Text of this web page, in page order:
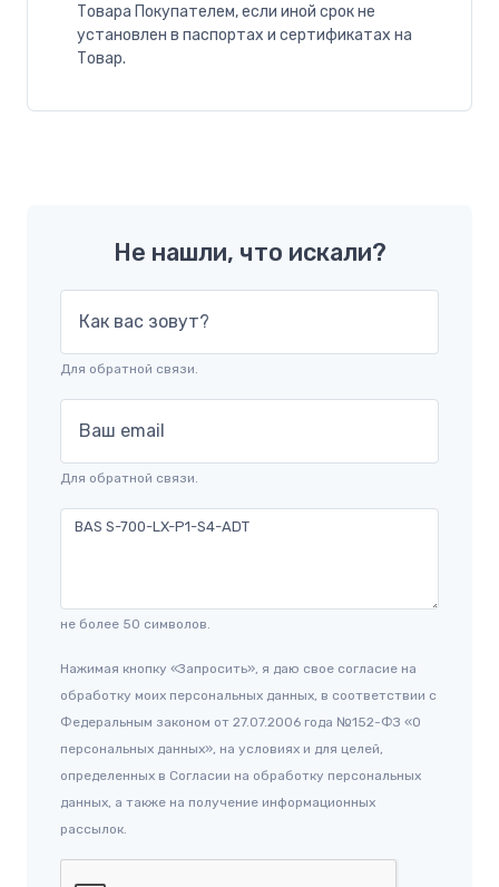
Товара Покупателем, если иной срок не
установлен в паспортах и сертификатах на
Товар.
Не нашли, что искали?
Как вас зовут?
Для обратной связи.
Ваш email
Для обратной связи.
не более 50 символов.
Нажимая кнопку «Запросить», я даю свое согласие на
обработку моих персональных данных, в соответствии с
Федеральным законом от 27.07.2006 года №152-ФЗ «О
персональных данных», на условиях и для целей,
определенных в Согласии на обработку персональных
данных, а также на получение информационных
рассылок.